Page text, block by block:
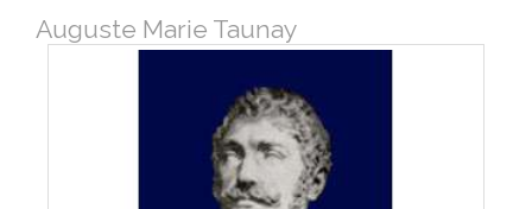
Auguste Marie Taunay